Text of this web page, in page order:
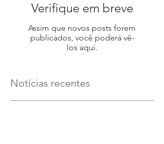
Verifique em breve
Assim que novos posts forem
publicados, você poderá vê-
los aqui.
Notícias recentes